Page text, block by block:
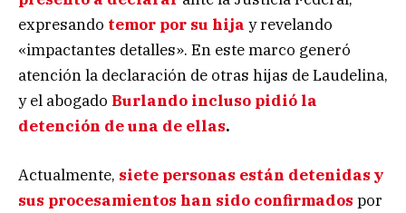
expresando temor por su hija y revelando
«impactantes detalles». En este marco generó
atención la declaración de otras hijas de Laudelina,
y el abogado Burlando incluso pidió la
detención de una de ellas.
Actualmente, siete personas están detenidas y
sus procesamientos han sido confirmados por